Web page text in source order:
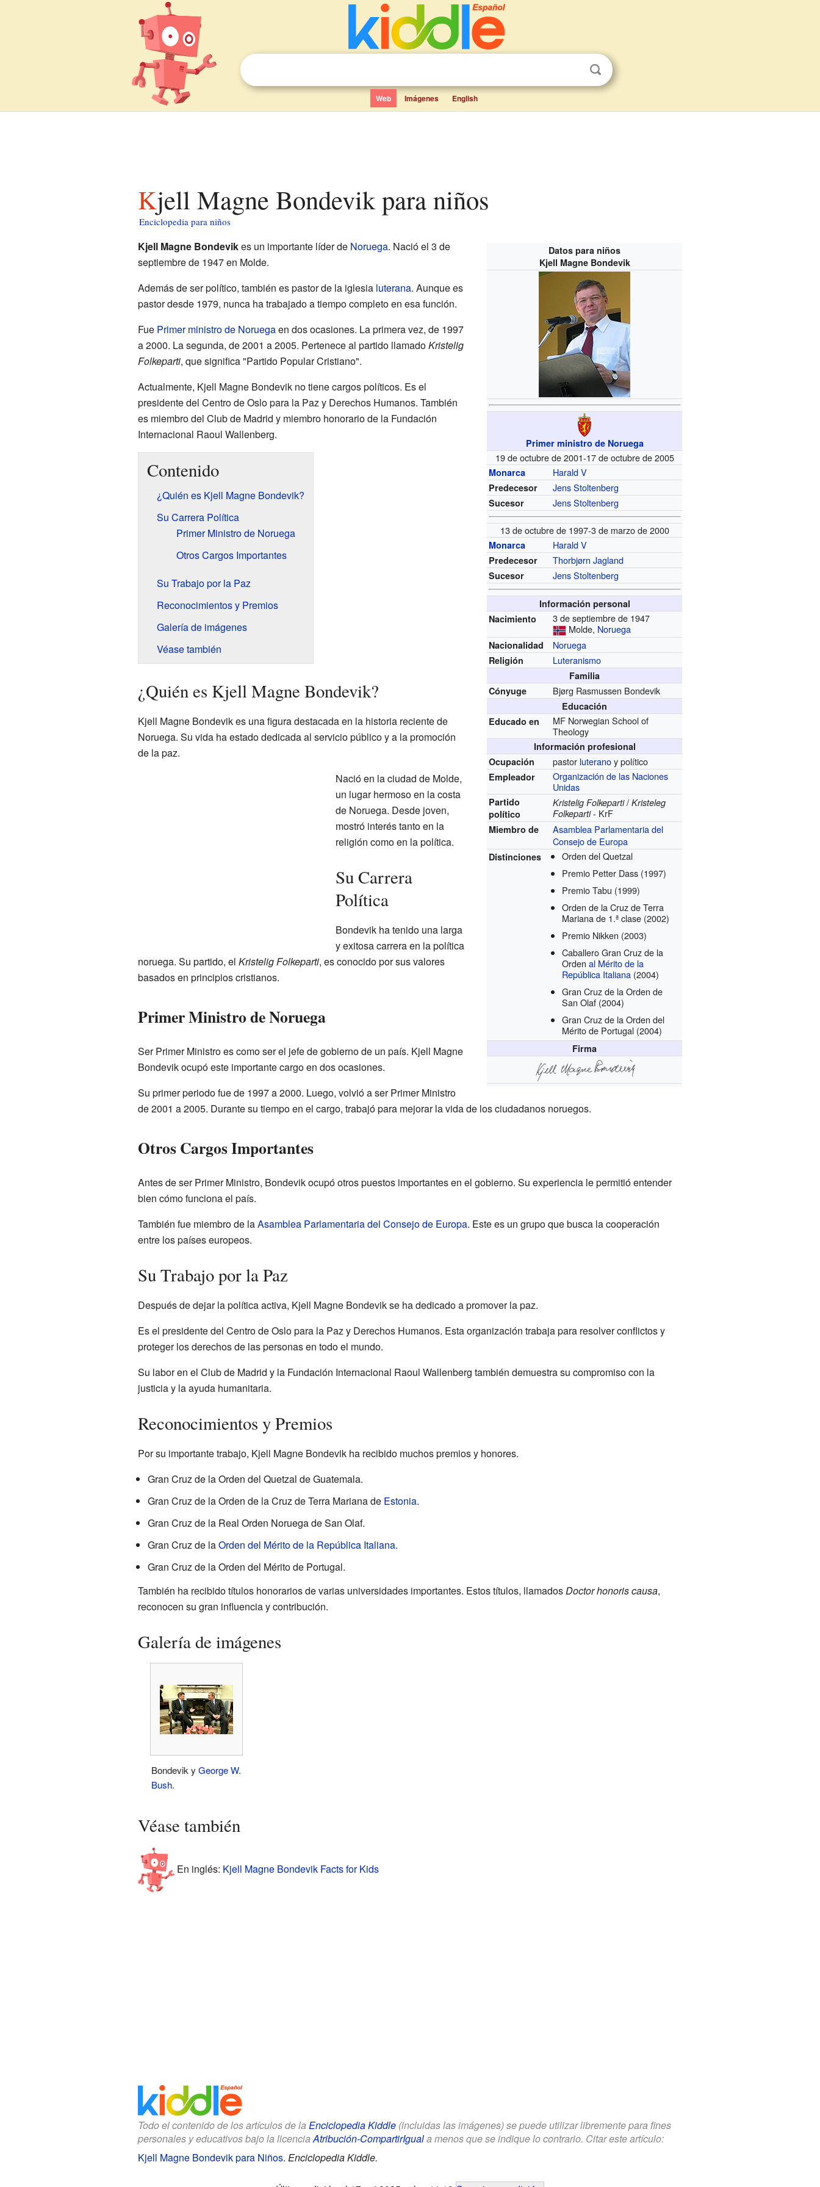
Web Imágenes English
Kjell Magne Bondevik para niños
Enciclopedia para niños
Datos para niños
Kjell Magne Bondevik
Primer ministro de Noruega
19 de octubre de 2001-17 de octubre de 2005
Monarca Harald V
Predecesor Jens Stoltenberg
Sucesor Jens Stoltenberg
13 de octubre de 1997-3 de marzo de 2000
Monarca Harald V
Predecesor Thorbjørn Jagland
Sucesor Jens Stoltenberg
Información personal
Nacimiento
3 de septiembre de 1947
Molde, Noruega
Nacionalidad Noruega
Religión Luteranismo
Familia
Cónyuge
Bjørg Rasmussen Bondevik
Educación
Educado en
MF Norwegian School of
Theology
Información profesional
Ocupación
pastor luteranoy político
Empleador
Organización de las Naciones
Unidas
Partido
político
Kristelig Folkeparti/Kristeleg
Folkeparti- KrF
Miembro de
Asamblea Parlamentaria del
Consejo de Europa
Distinciones
Orden del Quetzal
Premio Petter Dass (1997)
Premio Tabu (1999)
Orden de la Cruz de Terra
Mariana de 1.ª clase (2002)
Premio Nikken (2003)
Caballero Gran Cruz de la
Orden al Mérito de la
República Italiana (2004)
Gran Cruz de la Orden de
San Olaf (2004)
Gran Cruz de la Orden del
Mérito de Portugal (2004)
Firma
Kjell Magne Bondevikes un importante líder de Noruega. Nació el 3 de
septiembre de 1947 en Molde.
Además de ser político, también es pastor de la iglesia luterana. Aunque es
pastor desde 1979, nunca ha trabajado a tiempo completo en esa función.
Fue Primer ministro de Noruegaen dos ocasiones. La primera vez, de 1997
a 2000. La segunda, de 2001 a 2005. Pertenece al partido llamadoKristelig
Folkeparti, que significa "Partido Popular Cristiano".
Actualmente, Kjell Magne Bondevik no tiene cargos políticos. Es el
presidente del Centro de Oslo para la Paz y Derechos Humanos. También
es miembro del Club de Madrid y miembro honorario de la Fundación
Internacional Raoul Wallenberg.
Contenido
¿Quién es Kjell Magne Bondevik?
Su Carrera Política
Primer Ministro de Noruega
Otros Cargos Importantes
Su Trabajo por la Paz
Reconocimientos y Premios
Galería de imágenes
Véase también
¿Quién es Kjell Magne Bondevik?
Kjell Magne Bondevik es una figura destacada en la historia reciente de
Noruega. Su vida ha estado dedicada al servicio público y a la promoción
de la paz.
Nació en la ciudad de Molde,
un lugar hermoso en la costa
de Noruega. Desde joven,
mostró interés tanto en la
religión como en la política.
Su Carrera
Política
Bondevik ha tenido una larga
y exitosa carrera en la política
noruega. Su partido, el Kristelig Folkeparti, es conocido por sus valores
basados en principios cristianos.
Primer Ministro de Noruega
Ser Primer Ministro es como ser el jefe de gobierno de un país. Kjell Magne
Bondevik ocupó este importante cargo en dos ocasiones.
Su primer periodo fue de 1997 a 2000. Luego, volvió a ser Primer Ministro
de 2001 a 2005. Durante su tiempo en el cargo, trabajó para mejorar la vida de los ciudadanos noruegos.
Otros Cargos Importantes
Antes de ser Primer Ministro, Bondevik ocupó otros puestos importantes en el gobierno. Su experiencia le permitió entender
bien cómo funciona el país.
También fue miembro de laAsamblea Parlamentaria del Consejo de Europa. Este es un grupo que busca la cooperación
entre los países europeos.
Su Trabajo por la Paz
Después de dejar la política activa, Kjell Magne Bondevik se ha dedicado a promover la paz.
Es el presidente del Centro de Oslo para la Paz y Derechos Humanos. Esta organización trabaja para resolver conflictos y
proteger los derechos de las personas en todo el mundo.
Su labor en el Club de Madrid y la Fundación Internacional Raoul Wallenberg también demuestra su compromiso con la
justicia y la ayuda humanitaria.
Reconocimientos y Premios
Por su importante trabajo, Kjell Magne Bondevik ha recibido muchos premios y honores.
Gran Cruz de la Orden del Quetzal de Guatemala.
Gran Cruz de la Orden de la Cruz de Terra Mariana de Estonia.
Gran Cruz de la Real Orden Noruega de San Olaf.
Gran Cruz de laOrden del Mérito de la República Italiana.
Gran Cruz de la Orden del Mérito de Portugal.
También ha recibido títulos honorarios de varias universidades importantes. Estos títulos, llamadosDoctor honoris causa,
reconocen su gran influencia y contribución.
Galería de imágenes
Bondevik y George W.
Bush.
Véase también
En inglés: Kjell Magne Bondevik Facts for Kids
Todo el contenido de los artículos de la Enciclopedia Kiddle(incluidas las imágenes) se puede utilizar libremente para fines
personales y educativos bajo la licencia Atribución-CompartirIguala menos que se indique lo contrario. Citar este artículo:
Kjell Magne Bondevik para Niños. Enciclopedia Kiddle.